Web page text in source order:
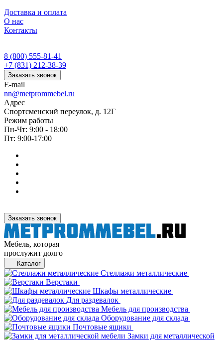
Доставка и оплата
О нас
Контакты
8 (800) 555-81-41
+7 (831) 212-38-39
Заказать звонок
E-mail
nn@metprommebel.ru
Адрес
Спортсменский переулок, д. 12Г
Режим работы
Пн-Чт: 9:00 - 18:00
Пт: 9:00-17:00
Заказать звонок
Мебель, которая
прослужит долго
Каталог
Стеллажи металлические
Верстаки
Шкафы металлические
Для раздевалок
Мебель для производства
Оборудование для склада
Почтовые ящики
Замки для металлической